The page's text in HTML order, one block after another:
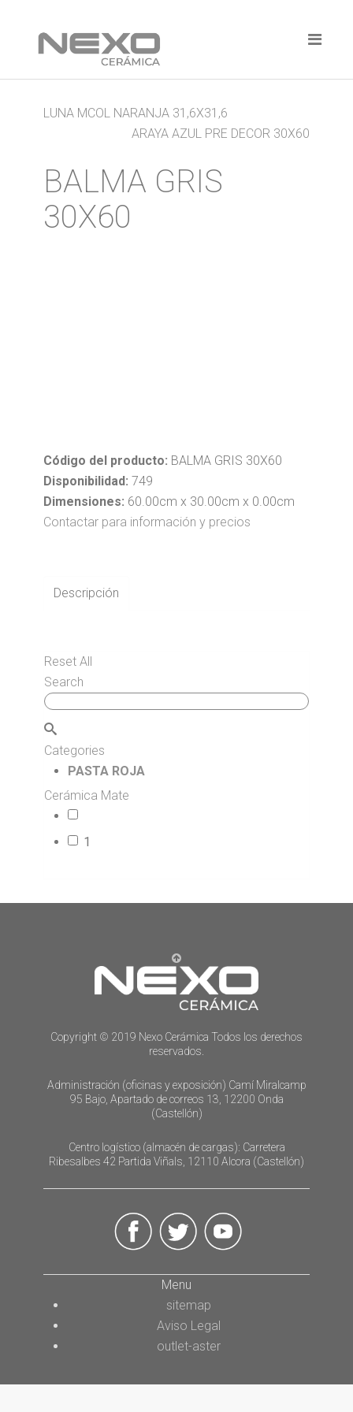
LUNA MCOL NARANJA 31,6X31,6
ARAYA AZUL PRE DECOR 30X60
BALMA GRIS
30X60
Código del producto: BALMA GRIS 30X60
Disponibilidad: 749
Dimensiones: 60.00cm x 30.00cm x 0.00cm
Contactar para información y precios
Descripción
Reset All
Search
Categories
PASTA ROJA
Cerámica Mate
1
Copyright © 2019 Nexo Cerámica Todos los derechos
reservados.
Administración (oficinas y exposición) Camí Miralcamp
95 Bajo, Apartado de correos 13, 12200 Onda
(Castellón)
Centro logístico (almacén de cargas): Carretera
Ribesalbes 42 Partida Viñals, 12110 Alcora (Castellón)
Menu
sitemap
Aviso Legal
outlet-aster